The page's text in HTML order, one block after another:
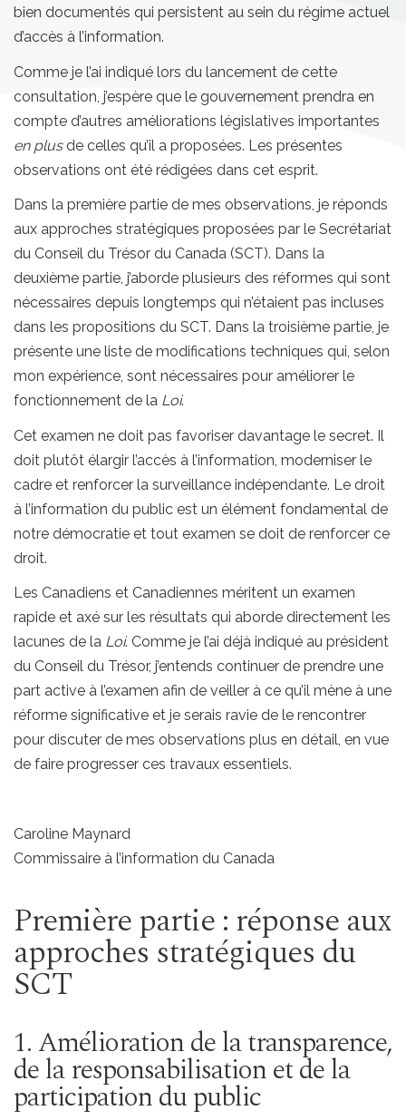
bien documentés qui persistent au sein du régime actuel
d’accès à l’information.
Comme je l’ai indiqué lors du lancement de cette
consultation, j’espère que le gouvernement prendra en
compte d’autres améliorations législatives importantes
en plusde celles qu’il a proposées. Les présentes
observations ont été rédigées dans cet esprit.
Dans la première partie de mes observations, je réponds
aux approches stratégiques proposées par le Secrétariat
du Conseil du Trésor du Canada (SCT). Dans la
deuxième partie, j’aborde plusieurs des réformes qui sont
nécessaires depuis longtemps qui n’étaient pas incluses
dans les propositions du SCT. Dans la troisième partie, je
présente une liste de modifications techniques qui, selon
mon expérience, sont nécessaires pour améliorer le
fonctionnement de la Loi.
Cet examen ne doit pas favoriser davantage le secret. Il
doit plutôt élargir l’accès à l’information, moderniser le
cadre et renforcer la surveillance indépendante. Le droit
à l’information du public est un élément fondamental de
notre démocratie et tout examen se doit de renforcer ce
droit.
Les Canadiens et Canadiennes méritent un examen
rapide et axé sur les résultats qui aborde directement les
lacunes de la Loi. Comme je l’ai déjà indiqué au président
du Conseil du Trésor, j’entends continuer de prendre une
part active à l’examen afin de veiller à ce qu’il mène à une
réforme significative et je serais ravie de le rencontrer
pour discuter de mes observations plus en détail, en vue
de faire progresser ces travaux essentiels.
Caroline Maynard
Commissaire à l’information du Canada
Première partie : réponse aux
approches stratégiques du
SCT
1. Amélioration de la transparence,
de la responsabilisation et de la
participation du public